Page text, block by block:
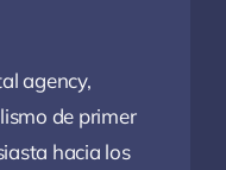
agency,
de primer
hacia los